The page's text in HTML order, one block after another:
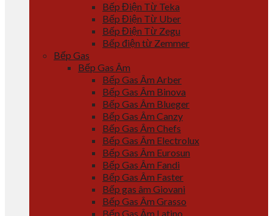
Bếp Điện Từ Teka
Bếp Điện Từ Uber
Bếp Điện Từ Zegu
Bếp điện từ Zemmer
Bếp Gas
Bếp Gas Âm
Bếp Gas Âm Arber
Bếp Gas Âm Binova
Bếp Gas Âm Blueger
Bếp Gas Âm Canzy
Bếp Gas Âm Chefs
Bếp Gas Âm Electrolux
Bếp Gas Âm Eurosun
Bếp Gas Âm Fandi
Bếp Gas Âm Faster
Bếp gas âm Giovani
Bếp Gas Âm Grasso
Bếp Gas Âm Latino